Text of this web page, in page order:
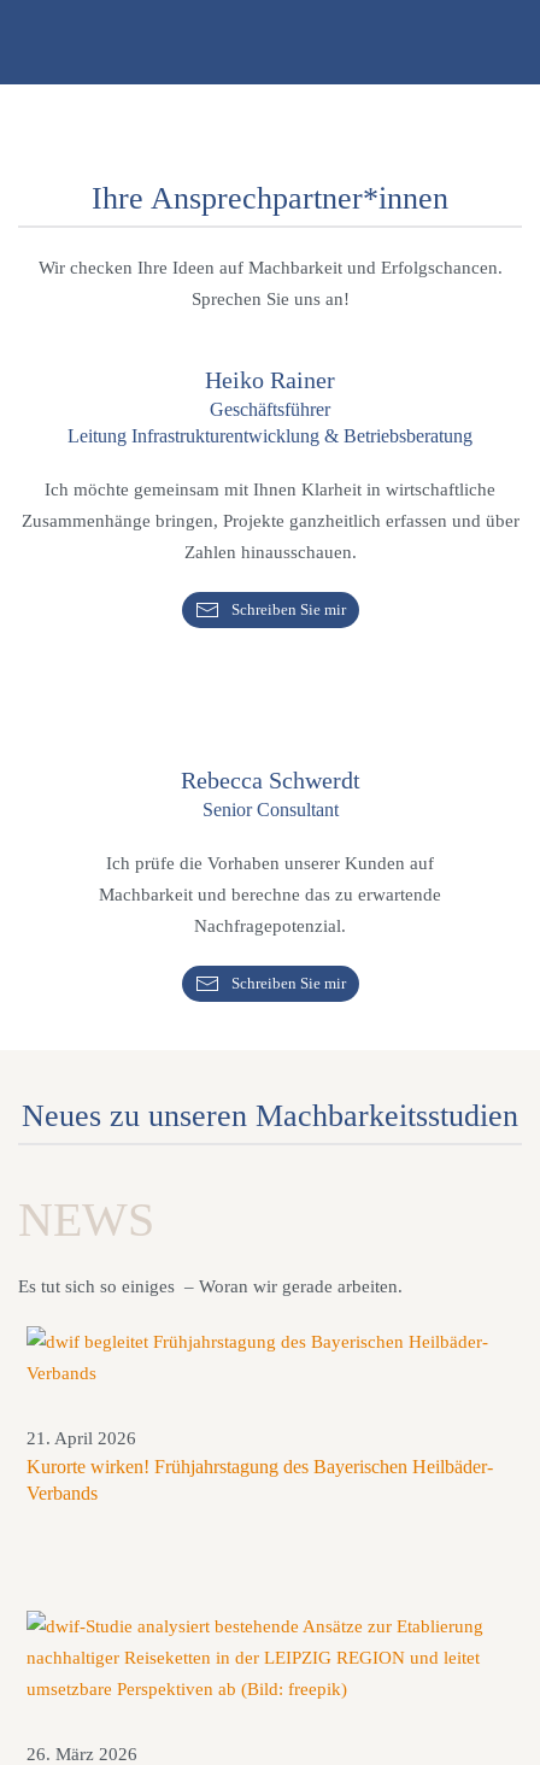
Ihre Ansprechpartner*innen
Wir checken Ihre Ideen auf Machbarkeit und Erfolgschancen.
Sprechen Sie uns an!
Heiko Rainer
Geschäftsführer
Leitung Infrastrukturentwicklung & Betriebsberatung
Ich möchte gemeinsam mit Ihnen Klarheit in wirtschaftliche
Zusammenhänge bringen, Projekte ganzheitlich erfassen und über
Zahlen hinausschauen.
Schreiben Sie mir
Rebecca Schwerdt
Senior Consultant
Ich prüfe die Vorhaben unserer Kunden auf
Machbarkeit und berechne das zu erwartende
Nachfragepotenzial.
Schreiben Sie mir
Neues zu unseren Machbarkeitsstudien
NEWS
Es tut sich so einiges – Woran wir gerade arbeiten.
21. April 2026
Kurorte wirken! Frühjahrstagung des Bayerischen Heilbäder-
Verbands
26. März 2026